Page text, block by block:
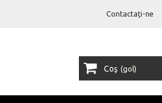
Contactați-ne
Coş (gol)